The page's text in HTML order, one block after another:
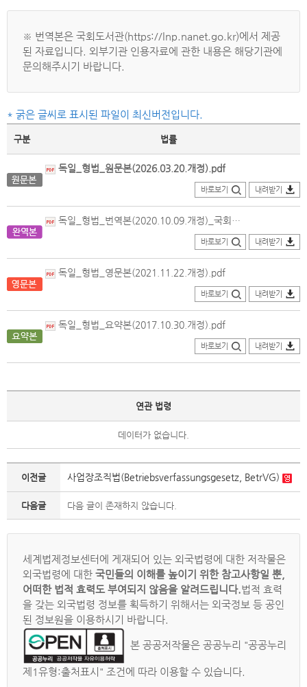
※ 번역본은 국회도서관(https://lnp.nanet.go.kr)에서 제공
된 자료입니다. 외부기관 인용자료에 관한 내용은 해당기관에
문의해주시기 바랍니다.
* 굵은 글씨로 표시된 파일이 최신버전입니다.
구분 법률
독일_형법_원문본(2026.03.20.개정).pdf
바로보기 내려받기
독일_형법_번역본(2020.10.09.개정)_국회도서관.PDF
바로보기 내려받기
독일_형법_영문본(2021.11.22.개정).pdf
바로보기 내려받기
독일_형법_요약본(2017.10.30.개정).pdf
바로보기 내려받기
연관 법령
데이터가 없습니다.
이전글 사업장조직법(Betriebsverfassungsgesetz, BetrVG)
다음글 다음 글이 존재하지 않습니다.
세계법제정보센터에 게재되어 있는 외국법령에 대한 저작물은
외국법령에 대한 국민들의 이해를 높이기 위한 참고사항일 뿐,
어떠한 법적 효력도 부여되지 않음을 알려드립니다.법적 효력
을 갖는 외국법령 정보를 획득하기 위해서는 외국정보 등 공인
된 정보원을 이용하시기 바랍니다.
본 공공저작물은 공공누리 "공공누리
제1유형:출처표시" 조건에 따라 이용할 수 있습니다.